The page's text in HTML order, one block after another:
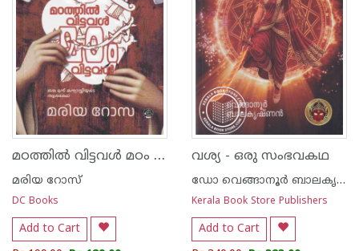
മഠത്തിൽ വിട്ടവൾ മഠം വിട്ടവൾ
മരിയ റോസ്
DC Books
Add to Cart
വശ്യ - ഒരു സംഭവകഥ
ഡോ വെങ്ങാനൂര്‍ ബാലകൃഷ്ണന്‍
Kerala Book Store Publishers
Add to Cart